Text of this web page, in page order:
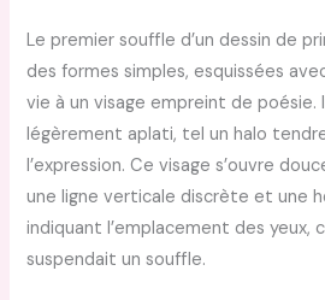
Le premier souffle d’un dessin de
des formes simples, esquissées
vie à un visage empreint de poésie.
légèrement aplati, tel un halo
l’expression. Ce visage s’ouvre
une ligne verticale discrète et une
indiquant l’emplacement des yeux,
suspendait un souffle.